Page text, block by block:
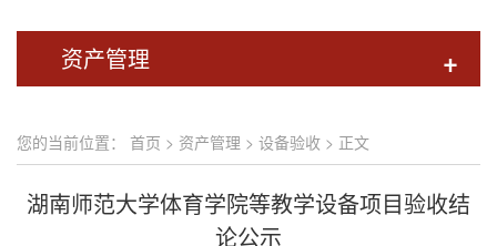
资产管理 +
您的当前位置： 首页 > 资产管理 > 设备验收 > 正文
湖南师范大学体育学院等教学设备项目验收结
论公示